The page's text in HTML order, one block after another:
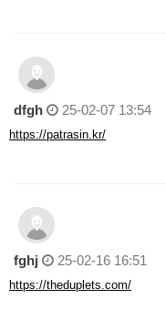
dfgh 25-02-07 13:54
https://patrasin.kr/
fghj 25-02-16 16:51
https://theduplets.com/